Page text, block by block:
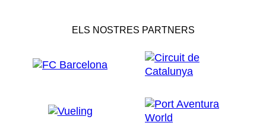
ELS NOSTRES PARTNERS